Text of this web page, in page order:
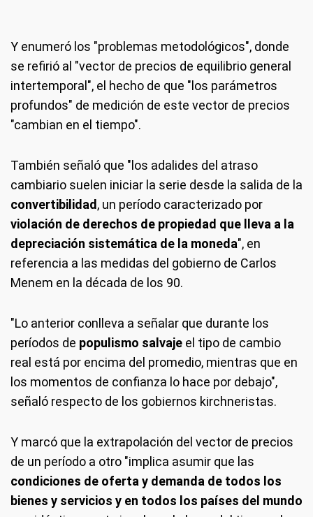
Y enumeró los "problemas metodológicos", donde
se refirió al "vector de precios de equilibrio general
intertemporal", el hecho de que "los parámetros
profundos" de medición de este vector de precios
"cambian en el tiempo".
También señaló que "los adalides del atraso
cambiario suelen iniciar la serie desde la salida de la
convertibilidad , un período caracterizado por
violación de derechos de propiedad que lleva a la
depreciación sistemática de la moneda", en
referencia a las medidas del gobierno de Carlos
Menem en la década de los 90.
"Lo anterior conlleva a señalar que durante los
períodos de populismo salvaje el tipo de cambio
real está por encima del promedio, mientras que en
los momentos de confianza lo hace por debajo",
señaló respecto de los gobiernos kirchneristas.
Y marcó que la extrapolación del vector de precios
de un período a otro "implica asumir que las
condiciones de oferta y demanda de todos los
bienes y servicios y en todos los países del mundo